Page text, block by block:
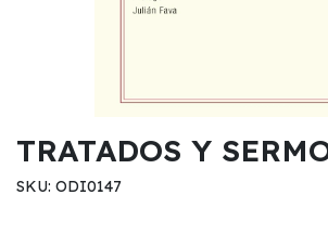
TRATADOS Y
SKU: ODI0147